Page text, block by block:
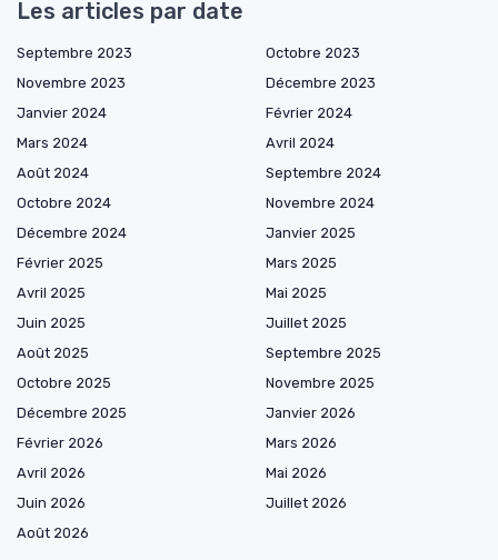
Les articles par date
Septembre 2023
Octobre 2023
Novembre 2023
Décembre 2023
Janvier 2024
Février 2024
Mars 2024
Avril 2024
Août 2024
Septembre 2024
Octobre 2024
Novembre 2024
Décembre 2024
Janvier 2025
Février 2025
Mars 2025
Avril 2025
Mai 2025
Juin 2025
Juillet 2025
Août 2025
Septembre 2025
Octobre 2025
Novembre 2025
Décembre 2025
Janvier 2026
Février 2026
Mars 2026
Avril 2026
Mai 2026
Juin 2026
Juillet 2026
Août 2026